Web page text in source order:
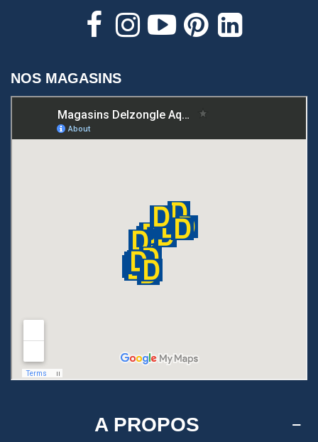
NOS MAGASINS
A PROPOS